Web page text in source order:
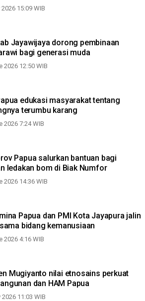
15:09 WIB
Jayawijaya dorong pembinaan
bagi generasi muda
2026 12:50 WIB
edukasi masyarakat tentang
terumbu karang
2026 7:24 WIB
Papua salurkan bantuan bagi
ledakan bom di Biak Numfor
2026 14:36 WIB
Papua dan PMI Kota Jayapura jalin
bidang kemanusiaan
2026 4:16 WIB
Mugiyanto nilai etnosains perkuat
dan HAM Papua
2026 11:03 WIB